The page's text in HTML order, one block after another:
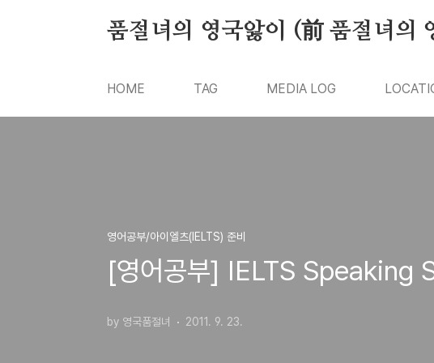
품절녀의 영국앓이 (前 품절녀의
HOME TAG MEDIA LOG
영어공부/아이엘츠(IELTS) 준비
[영어공부] IELTS Speaking
by 영국품절녀 2011. 9. 23.